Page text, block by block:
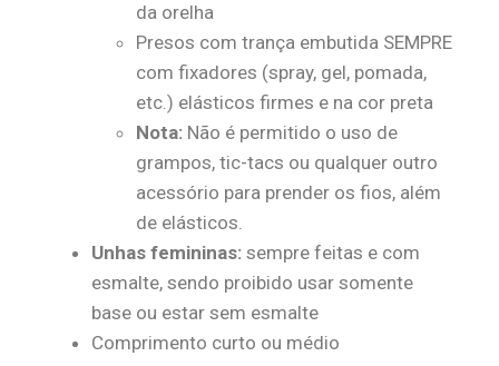
da orelha
Presos com trança embutida SEMPRE
com fixadores (spray, gel, pomada,
etc.) elásticos firmes e na cor preta
Nota:Não é permitido o uso de
grampos, tic-tacs ou qualquer outro
acessório para prender os fios, além
de elásticos.
Unhas femininas:sempre feitas e com
esmalte, sendo proibido usar somente
base ou estar sem esmalte
Comprimento curto ou médio